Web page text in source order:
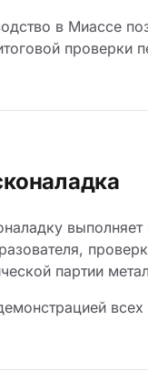
в Миассе
проверки
выполняет
партии